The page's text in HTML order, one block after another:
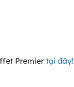
Premier tại đây!